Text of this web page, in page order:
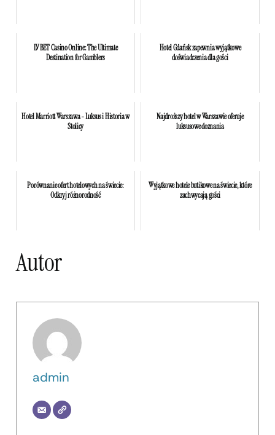
LV BET Casino Online: The Ultimate
Destination for Gamblers
Hotel Gdańsk zapewnia wyjątkowe
doświadczenia dla gości
Hotel Marriott Warszawa - Luksus i Historia w
Stolicy
Najdroższy hotel w Warszawie oferuje
luksusowe doznania
Porównanie ofert hotelowych na świecie:
Odkryj różnorodność
Wyjątkowe hotele butikowe na świecie, które
zachwycają gości
Autor
admin